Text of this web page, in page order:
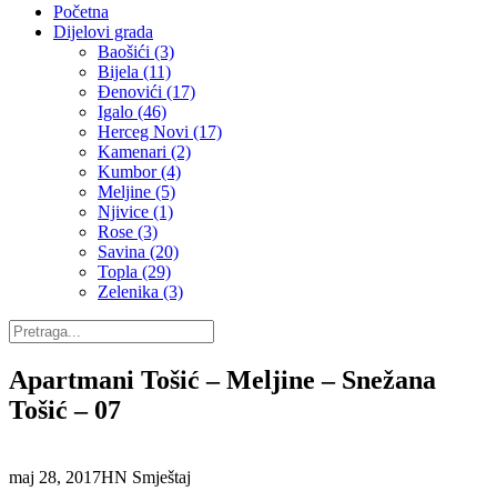
Početna
Dijelovi grada
Baošići (3)
Bijela (11)
Đenovići (17)
Igalo (46)
Herceg Novi (17)
Kamenari (2)
Kumbor (4)
Meljine (5)
Njivice (1)
Rose (3)
Savina (20)
Topla (29)
Zelenika (3)
Apartmani Tošić – Meljine – Snežana
Tošić – 07
maj 28, 2017HN Smještaj